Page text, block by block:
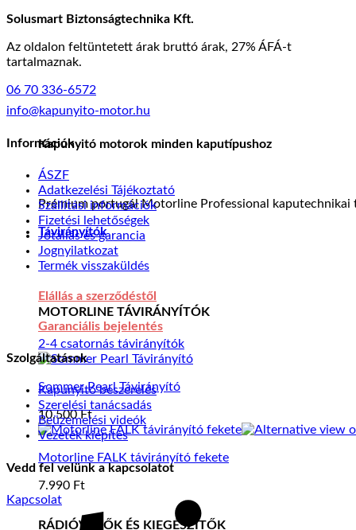
Kapunyitó motorok minden kaputípushoz
Prémium portugál Motorline Professional kaputechnikai
Távirányítók
MOTORLINE TÁVIRÁNYÍTÓK
2-4 csatornás távirányítók
Sommer Pearl Távirányító
10.500Ft
Motorline FALK távirányító fekete
7.990 Ft
RÁDIÓVEVŐK ÉS KIEGÉSZÍTŐK
Solusmart Biztonságtechnika Kft.
Az oldalon feltüntetett árak bruttó árak, 27% ÁFÁ-t
tartalmaznak.
06 70 336-6572
info@kapunyito-motor.hu
Információk
ÁSZF
Adatkezelési Tájékoztató
Szállítási információk
Fizetési lehetőségek
Jótállás és garancia
Jognyilatkozat
Termék visszaküldés
Elállás a szerződéstől
Garanciális bejelentés
Szolgáltatások
Kapunyitó beszerelés
Szerelési tanácsadás
Beüzemelési videók
Vezeték kiépítés
Vedd fel velünk a kapcsolatot
Kapcsolat